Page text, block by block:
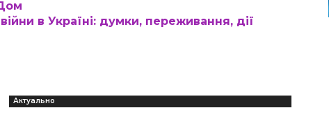
в Україні: думки, переживання, дії
Актуально